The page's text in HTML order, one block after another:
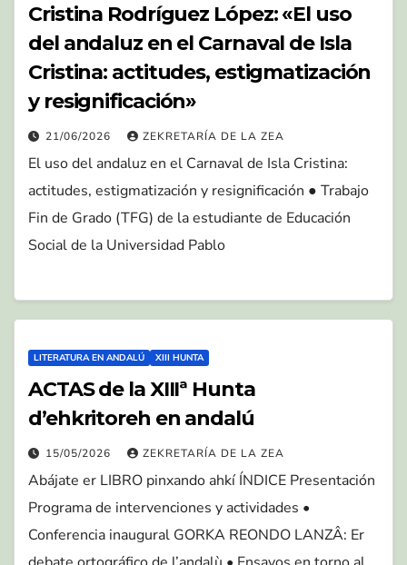
Cristina Rodríguez López: «El uso
del andaluz en el Carnaval de Isla
Cristina: actitudes, estigmatización
y resignificación»
21/06/2026 ZEKRETARÍA DE LA ZEA
El uso del andaluz en el Carnaval de Isla Cristina:
actitudes, estigmatización y resignificación ● Trabajo
Fin de Grado (TFG) de la estudiante de Educación
Social de la Universidad Pablo
LITERATURA EN ANDALÚ XIII HUNTA
ACTAS de la XIIIª Hunta
d’ehkritoreh en andalú
15/05/2026 ZEKRETARÍA DE LA ZEA
Abájate er LIBRO pinxando ahkí ÍNDICE Presentación
Programa de intervenciones y actividades •
Conferencia inaugural GORKA REONDO LANZÂ: Er